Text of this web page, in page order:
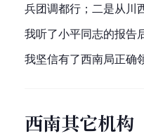
兵团调都行；二是从川
我听了小平同志的报告
我坚信有了西南局正确
西南其它机构